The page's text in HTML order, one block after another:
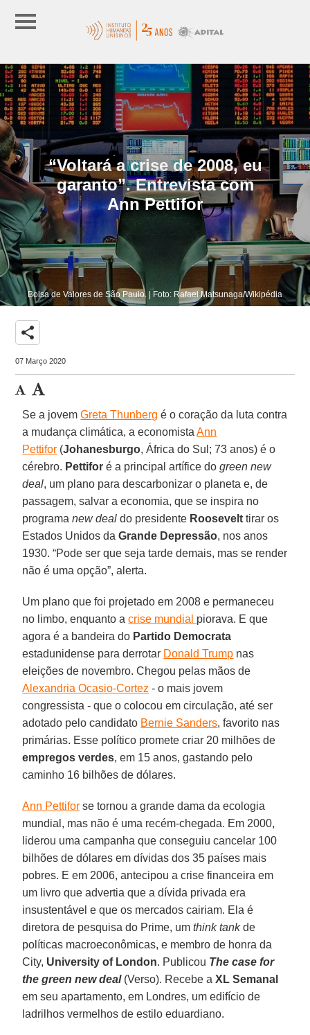
“Voltará a crise de 2008, eu
garanto”. Entrevista com
Ann Pettifor
Bolsa de Valores de São Paulo. | Foto: Rafael Matsunaga/Wikipédia
share
07 Março 2020
Se a jovemGreta Thunberg é o coração da luta contra
a mudança climática, a economistaAnn
Pettifor (Johanesburgo, África do Sul; 73 anos) é o
cérebro. Pettifor é a principal artífice dogreen new
deal, um plano para descarbonizar o planeta e, de
passagem, salvar a economia, que se inspira no
programanew deal do presidente Roosevelt tirar os
Estados Unidos daGrande Depressão, nos anos
1930. “Pode ser que seja tarde demais, mas se render
não é uma opção”, alerta.
Um plano que foi projetado em 2008 e permaneceu
no limbo, enquanto acrise mundial piorava. E que
agora é a bandeira do Partido Democrata
estadunidense para derrotar Donald Trump nas
eleições de novembro. Chegou pelas mãos de
Alexandria Ocasio-Cortez - o mais jovem
congressista - que o colocou em circulação, até ser
adotado pelo candidato Bernie Sanders, favorito nas
primárias. Esse político promete criar 20 milhões de
empregos verdes, em 15 anos, gastando pelo
caminho 16 bilhões de dólares.
Ann Pettifor se tornou a grande dama da ecologia
mundial, mas não é uma recém-chegada. Em 2000,
liderou uma campanha que conseguiu cancelar 100
bilhões de dólares em dívidas dos 35 países mais
pobres. E em 2006, antecipou a crise financeira em
um livro que advertia que a dívida privada era
insustentável e que os mercados cairiam. Ela é
diretora de pesquisa do Prime, umthink tankde
políticas macroeconômicas, e membro de honra da
City, University of London. Publicou The case for
the green new deal(Verso). Recebe aXL Semanal
em seu apartamento, em Londres, um edifício de
ladrilhos vermelhos de estilo eduardiano.